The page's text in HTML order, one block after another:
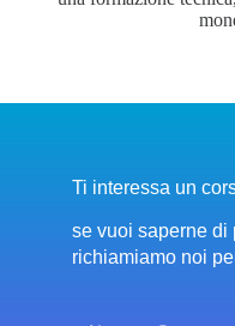
Ti interessa un
se vuoi saperne di
richiamiamo noi